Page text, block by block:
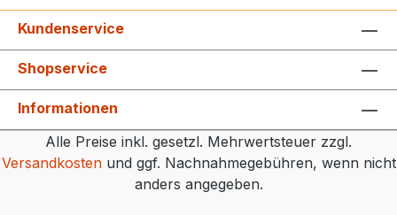
Kundenservice
Shopservice
Informationen
Alle Preise inkl. gesetzl. Mehrwertsteuer zzgl.
Versandkostenund ggf. Nachnahmegebühren, wenn nicht
anders angegeben.